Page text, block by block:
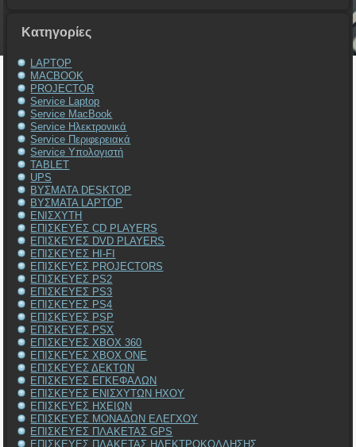
Kατηγορίες
LAPTOP
MACBOOK
PROJECTOR
Service Laptop
Service MacBook
Service Ηλεκτρονικά
Service Περιφερειακά
Service Υπολογιστή
TABLET
UPS
ΒΥΣΜΑΤΑ DESKTOP
ΒΥΣΜΑΤΑ LAPTOP
ΕΝΙΣΧΥΤΗ
ΕΠΙΣΚΕΥΕΣ CD PLAYERS
ΕΠΙΣΚΕΥΕΣ DVD PLAYERS
ΕΠΙΣΚΕΥΕΣ HI-FI
ΕΠΙΣΚΕΥΕΣ PROJECTORS
ΕΠΙΣΚΕΥΕΣ PS2
ΕΠΙΣΚΕΥΕΣ PS3
ΕΠΙΣΚΕΥΕΣ PS4
ΕΠΙΣΚΕΥΕΣ PSP
ΕΠΙΣΚΕΥΕΣ PSX
ΕΠΙΣΚΕΥΕΣ XBOX 360
ΕΠΙΣΚΕΥΕΣ XBOX ONE
ΕΠΙΣΚΕΥΕΣ ΔΕΚΤΩΝ
ΕΠΙΣΚΕΥΕΣ ΕΓΚΕΦΑΛΩΝ
ΕΠΙΣΚΕΥΕΣ ΕΝΙΣΧΥΤΩΝ ΗΧΟΥ
ΕΠΙΣΚΕΥΕΣ ΗΧΕΙΩΝ
ΕΠΙΣΚΕΥΕΣ ΜΟΝΑΔΩΝ ΕΛΕΓΧΟΥ
ΕΠΙΣΚΕΥΕΣ ΠΛΑΚΕΤΑΣ GPS
ΕΠΙΣΚΕΥΕΣ ΠΛΑΚΕΤΑΣ ΗΛΕΚΤΡΟΚΟΛΛΗΣΗΣ